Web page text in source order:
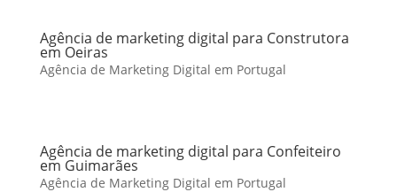
Agência de marketing digital para Construtora
em Oeiras
Agência de Marketing Digital em Portugal
Agência de marketing digital para Confeiteiro
em Guimarães
Agência de Marketing Digital em Portugal